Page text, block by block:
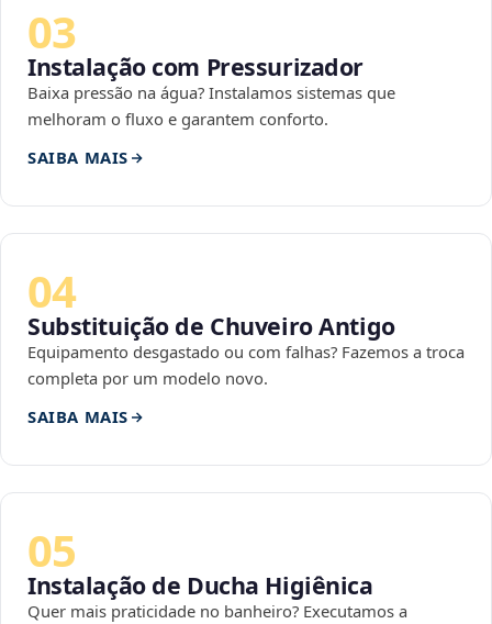
03
Instalação com Pressurizador
Baixa pressão na água? Instalamos sistemas que
melhoram o fluxo e garantem conforto.
SAIBA MAIS
04
Substituição de Chuveiro Antigo
Equipamento desgastado ou com falhas? Fazemos a troca
completa por um modelo novo.
SAIBA MAIS
05
Instalação de Ducha Higiênica
Quer mais praticidade no banheiro? Executamos a